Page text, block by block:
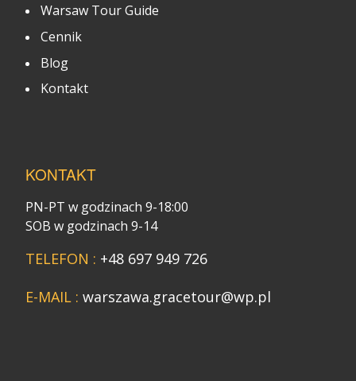
Warsaw Tour Guide
Cennik
Blog
Kontakt
KONTAKT
PN-PT w godzinach 9-18:00
SOB w godzinach 9-14
TELEFON : +48 697 949 726
E-MAIL : warszawa.gracetour@wp.pl